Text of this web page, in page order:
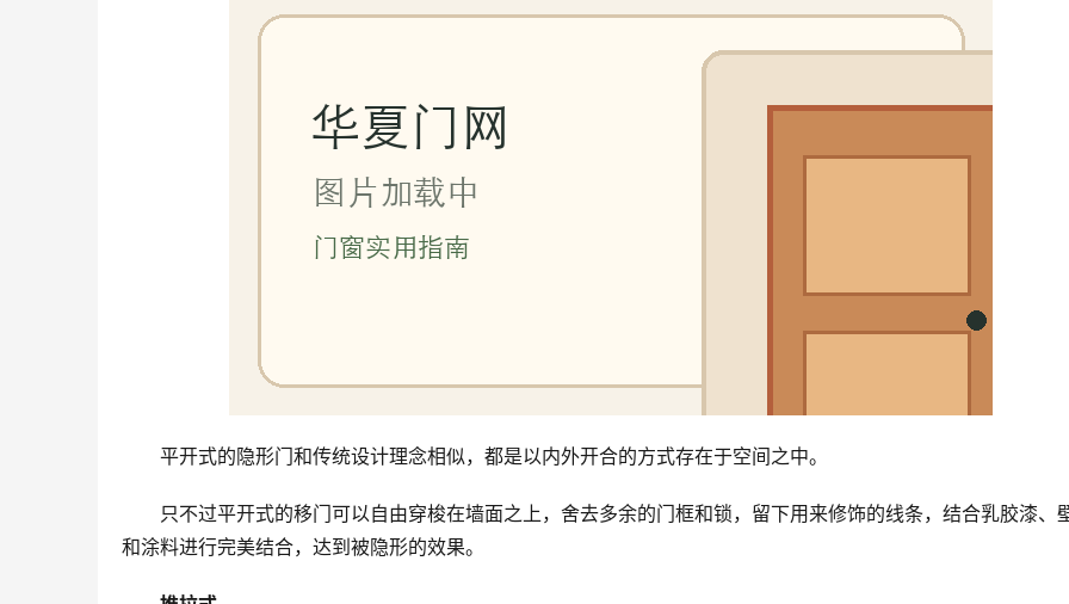
平开式的隐形门和传统设计理念相似，都是以内外开合的方式存在于空间之中。
只不过平开式的移门可以自由穿梭在墙面之上，舍去多余的门框和锁，留下用来修饰的线条，结合乳胶漆、
和涂料进行完美结合，达到被隐形的效果。